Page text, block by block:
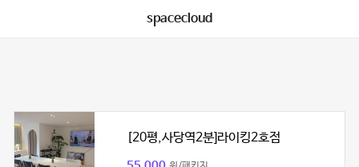
spacecloud
[20평,사당역2분]라이킹2호점